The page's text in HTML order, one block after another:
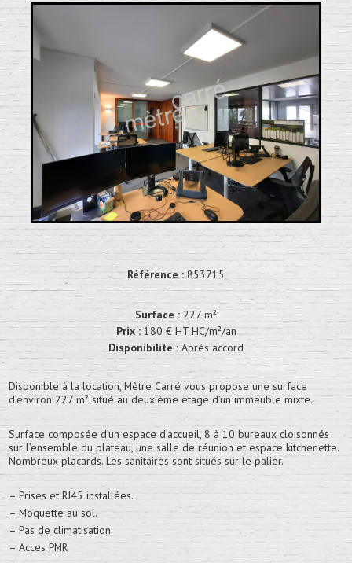
Référence :853715
Surface :227 m²
Prix :180 € HT HC/m²/an
Disponibilité : Après accord
Disponible à la location, Mètre Carré vous propose une surface
d’environ 227 m² situé au deuxième étage d’un immeuble mixte.
Surface composée d’un espace d’accueil, 8 à 10 bureaux cloisonnés
sur l’ensemble du plateau, une salle de réunion et espace kitchenette.
Nombreux placards. Les sanitaires sont situés sur le palier.
– Prises et RJ45 installées.
– Moquette au sol.
– Pas de climatisation.
– Acces PMR